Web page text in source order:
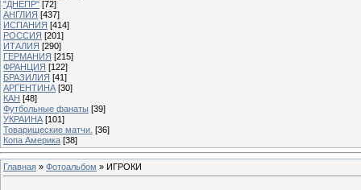
"ДНЕПР" [72]
АНГЛИЯ [437]
ИСПАНИЯ [414]
РОССИЯ [201]
ИТАЛИЯ [290]
ГЕРМАНИЯ [215]
ФРАНЦИЯ [122]
БРАЗИЛИЯ [41]
АРГЕНТИНА [30]
КАН [48]
Футбольные фанаты [39]
УКРАИНА [101]
Товарищеские матчи. [36]
Копа Америка [38]
Главная » Фотоальбом » ИГРОКИ